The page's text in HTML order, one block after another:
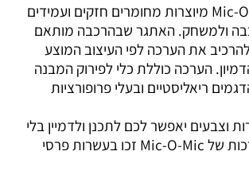
הערכות של Mic-O-Mic מיוצרות מחומרים חזקים ועמידים
ולמשחק. האתגר שבהרכבה מותאם
את הערכה לפי העיצוב המוצע
הערכה כוללת כלי לפירוק המבנה
ריאליסטיים ובעלי פרופורציות
וצבעים יאפשר לכם לתכנן ולדמיין בלי
הגבלה! מגוון הערכות של Mic-O-Mic זכו בעשרות פרסי